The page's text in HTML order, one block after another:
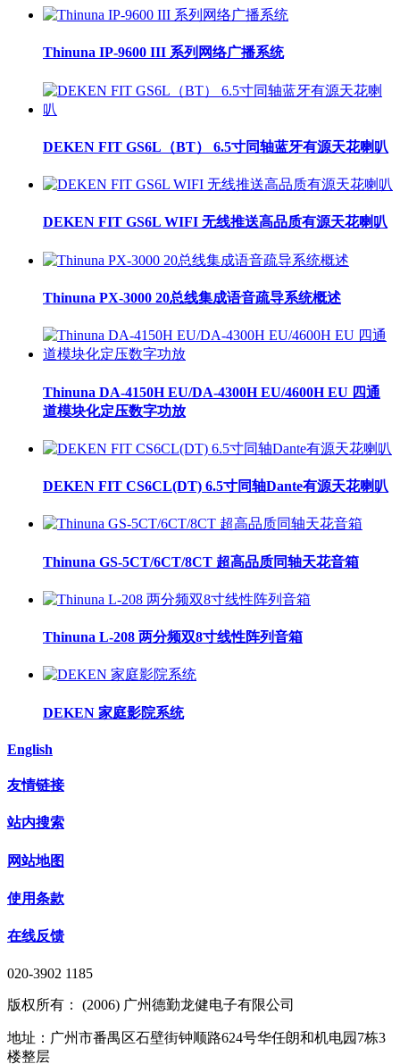
Thinuna IP-9600 III 系列网络广播系统
DEKEN FIT GS6L（BT） 6.5寸同轴蓝牙有源天花喇叭
DEKEN FIT GS6L WIFI 无线推送高品质有源天花喇叭
Thinuna PX-3000 20总线集成语音疏导系统概述
Thinuna DA-4150H EU/DA-4300H EU/4600H EU 四通
道模块化定压数字功放
DEKEN FIT CS6CL(DT) 6.5寸同轴Dante有源天花喇叭
Thinuna GS-5CT/6CT/8CT 超高品质同轴天花音箱
Thinuna L-208 两分频双8寸线性阵列音箱
DEKEN 家庭影院系统
English
友情链接
站内搜索
网站地图
使用条款
在线反馈
020-3902 1185
版权所有： (2006) 广州德勤龙健电子有限公司
地址：广州市番禺区石壁街钟顺路624号华任朗和机电园7栋3
楼整层